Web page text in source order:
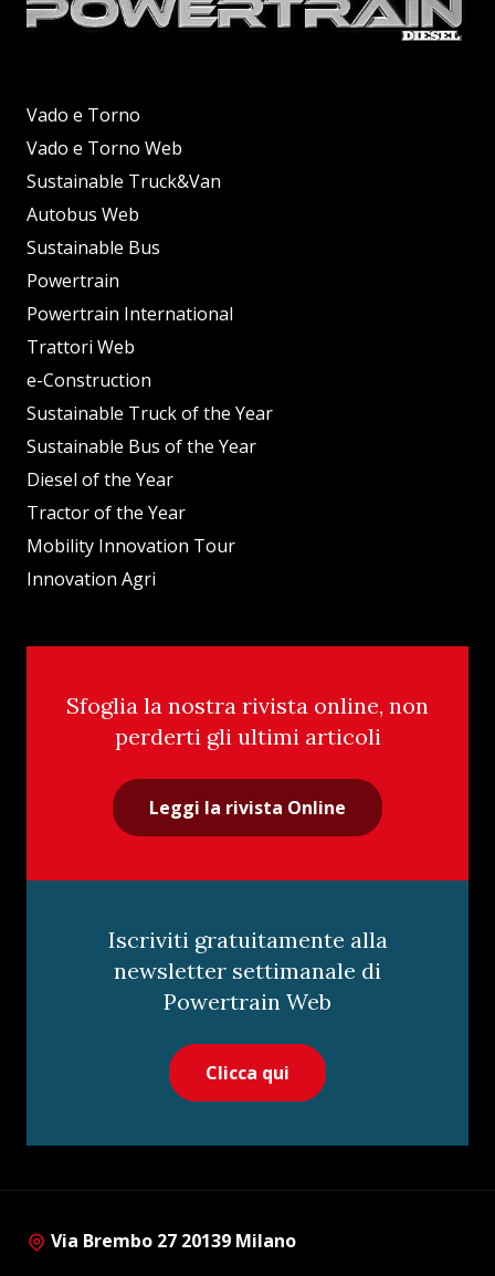
Vado e Torno
Vado e Torno Web
Sustainable Truck&Van
Autobus Web
Sustainable Bus
Powertrain
Powertrain International
Trattori Web
e-Construction
Sustainable Truck of the Year
Sustainable Bus of the Year
Diesel of the Year
Tractor of the Year
Mobility Innovation Tour
Innovation Agri
Sfoglia la nostra rivista online, non
perderti gli ultimi articoli
Leggi la rivista Online
Iscriviti gratuitamente alla
newsletter settimanale di
Powertrain Web
Clicca qui
Via Brembo 27 20139 Milano